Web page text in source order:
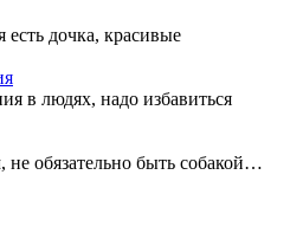
есть дочка, красивые
в людях, надо избавиться
не обязательно быть собакой…